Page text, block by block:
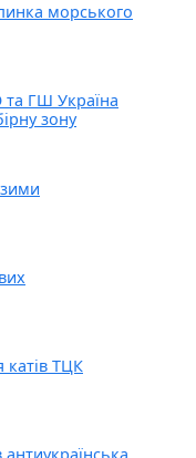
морського
ГШ Україна
зону
катів ТЦК